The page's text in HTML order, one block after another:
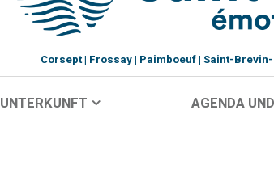
Corsept Frossay Paimboeuf Saint-
UNTERKUNFT AGENDA